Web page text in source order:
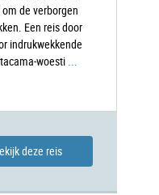
de verborgen
Een reis door
indrukwekkende
woesti ...
deze reis